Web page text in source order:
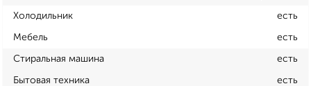
Холодильник есть
Мебель есть
Стиральная машина есть
Бытовая техника есть